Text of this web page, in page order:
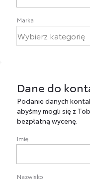
Marka
Dane do
Dane do
Podanie danych
abyśmy mogli się z
bezpłatną wycenę.
Imię
Nazwisko